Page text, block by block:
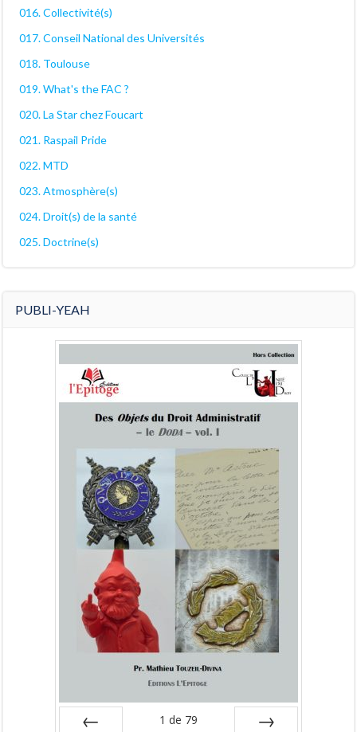
016. Collectivité(s)
017. Conseil National des Universités
018. Toulouse
019. What's the FAC ?
020. La Star chez Foucart
021. Raspail Pride
022. MTD
023. Atmosphère(s)
024. Droit(s) de la santé
025. Doctrine(s)
PUBLI-YEAH
1 de 79